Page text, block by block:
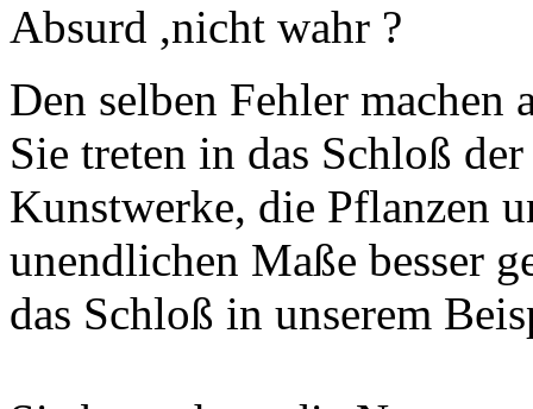
Absurd ,nicht wahr ?
Den selben Fehler machen
Sie treten in das Schloß
Kunstwerke, die Pflanzen
unendlichen Maße besser
das Schloß in unserem